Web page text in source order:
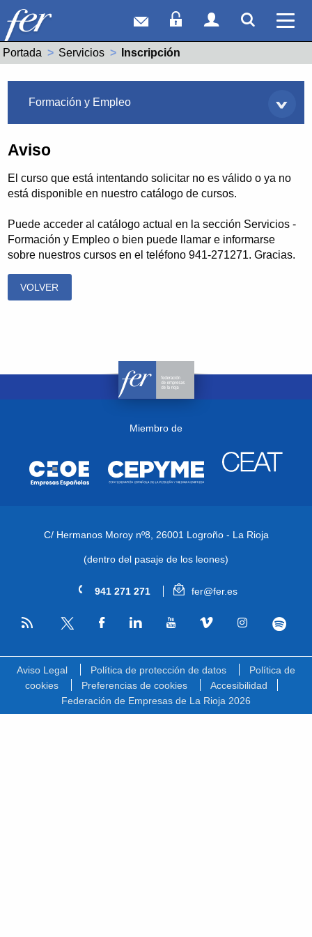
Correo webAcceso Socios
Acceso
Portada Servicios Actual:
Inscripción
Formación y Empleo
Aviso
El curso que está intentando solicitar no es válido o ya no
está disponible en nuestro catálogo de cursos.
Puede acceder al catálogo actual en la sección Servicios -
Formación y Empleo o bien puede llamar e informarse
sobre nuestros cursos en el teléfono 941-271271. Gracias.
VOLVER
Miembro de
C/ Hermanos Moroy nº8, 26001 Logroño - La Rioja
(dentro del pasaje de los leones)
941 271 271 fer@fer.es
RSS
Aviso Legal Política de protección de datos
Política de
cookies
Preferencias de cookies
Accesibilidad
Federación de Empresas de La Rioja 2026